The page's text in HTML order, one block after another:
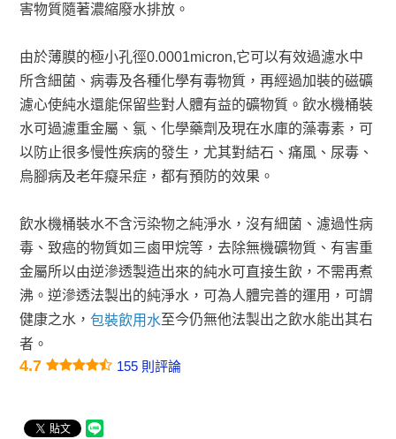
害物質隨著濃縮廢水排放。
由於薄膜的極小孔徑0.0001micron,它可以有效過濾水中
所含細菌、病毒及各種化學有毒物質，再經過加裝的磁礦
濾心使純水還能保留些對人體有益的礦物質。飲水機桶裝
水可過濾重金屬、氯、化學藥劑及現在水庫的藻毒素，可
以防止很多慢性疾病的發生，尤其對結石、痛風、尿毒、
烏腳病及老年癡呆症，都有預防的效果。
飲水機桶裝水不含污染物之純淨水，沒有細菌、濾過性病
毒、致癌的物質如三鹵甲烷等，去除無機礦物質、有害重
金屬所以由逆滲透製造出來的純水可直接生飲，不需再煮
沸。逆滲透法製出的純淨水，可為人體完善的運用，可謂
健康之水，包裝飲用水至今仍無他法製出之飲水能出其右
者。
4.7 155 則評論